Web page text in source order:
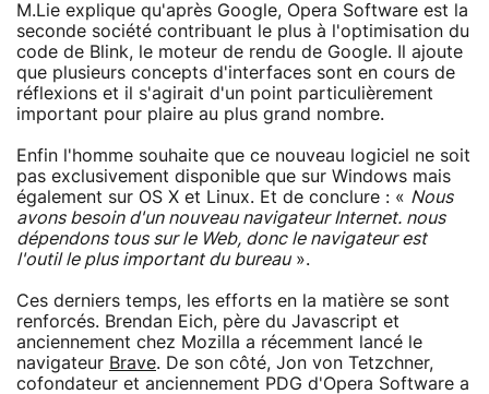
M.Lie explique qu'après Google, Opera Software est la
seconde société contribuant le plus à l'optimisation du
code de Blink, le moteur de rendu de Google. Il ajoute
que plusieurs concepts d'interfaces sont en cours de
réflexions et il s'agirait d'un point particulièrement
important pour plaire au plus grand nombre.
Enfin l'homme souhaite que ce nouveau logiciel ne soit
pas exclusivement disponible que sur Windows mais
également sur OS X et Linux. Et de conclure : « Nous
avons besoin d'un nouveau navigateur Internet. nous
dépendons tous sur le Web, donc le navigateur est
l'outil le plus important du bureau».
Ces derniers temps, les efforts en la matière se sont
renforcés. Brendan Eich, père du Javascript et
anciennement chez Mozilla a récemment lancé le
navigateur Brave. De son côté, Jon von Tetzchner,
cofondateur et anciennement PDG d'Opera Software a